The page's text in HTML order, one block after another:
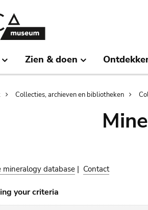
Zien & doen
Collecties, archieven en bibliotheken
mineralogy database | Contact
your criteria